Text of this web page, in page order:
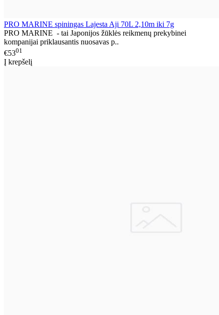
PRO MARINE spiningas Lajesta Aji 70L 2,10m iki 7g
PRO MARINE - tai Japonijos žūklės reikmenų prekybinei
kompanijai priklausantis nuosavas p..
€5301
Į krepšelį